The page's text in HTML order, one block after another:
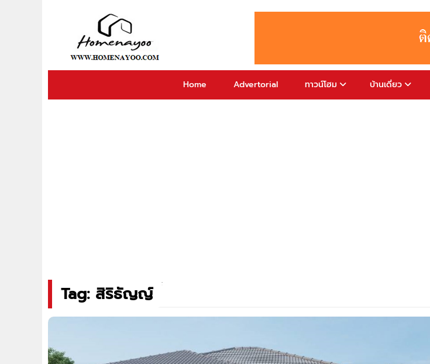
Home Advertorial ทาวน์โฮม บ้านเดี่ยว
Tag: สิริธัญญ์